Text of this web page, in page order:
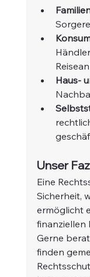
Haus-
Unser
Eine
Sicherheit,
ermöglicht
finanziellen
Gerne
finden